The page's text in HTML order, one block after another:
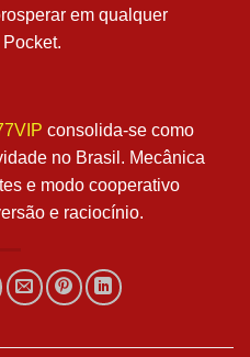
em qualquer
consolida-se como
no Brasil. Mecânica
e modo cooperativo
e raciocínio.